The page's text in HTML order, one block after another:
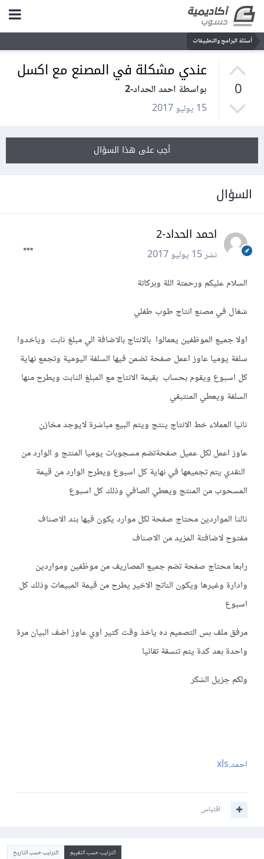
أسئلة البرامج والتطبيقات
0
عندي مشكلة في المصنع مع اكسل
بواسطة احمد الحداد-2
15 يوليو 2017
أجب على هذا السؤال
السؤال
احمد الحداد-2
نشر15 يوليو 2017
السلام عليكم ورحمتة اللة وبركاتة
شغال في مصنع انتاج طوب طفلي
اولا جميع الموظفين يعمالوا بالانتاج بالاضافة الي مبلغ ثابت وياخدوا
سلفة يوميا عاوز اعمل صفحة تضمن فيها السلفة اليومية وتجمع نهاية
كل اسبوع ويقوم بحساب بقيمة الانتاج مع المبلغ الثابت ويطرح منها
السلفة ويعطي المنتبقي
ثانيا العملاء خط الانتاج ينتج ويتم البيع مباشرة لايوجد مخازن
عاوز اعمل لكل عميل صفحةتضم مسجوبات يوميا المنتج و الوارد من
النقدي يتم تجميعها في نهاية كل اسبوع ويطرح الوارد من قيمة
المسحوب من المنتج ويعطي الصافي وذلك كل اسبوع
ثالثا المواردين محتاج صفحة لكل موارد يكون فيها بند الاصناف
مفتوح لاضافتة المزيد من الاصناف
رابعا محتاج صفحة تضم جميع المصاريف من موظفين ومواردين
وادارة وغيرها ويكون الناتج الاخير يطرح من قيمة المبيعات وذلك كل
اسبوع
مرفق ملف بس التصميم ده ياخذ وقت كتير اوي عاوز اضف البيان مرة
واحدة بعد كدة يتم تنسقة تقائيا
ولكم جزيل الشكر
احمد.xls
اقتباس
الترتيب حسب التقييم الترتيب حسب التاريخ